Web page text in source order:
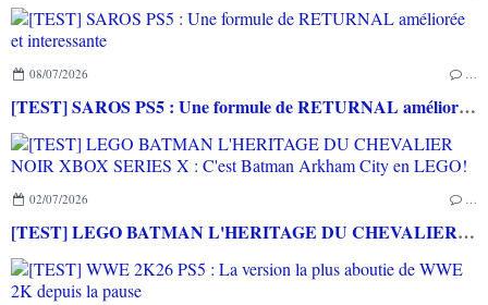
08/07/2026 …
[TEST] SAROS PS5 : Une formule de RETURNAL améliorée et interessante
02/07/2026 …
[TEST] LEGO BATMAN L'HERITAGE DU CHEVALIER NOIR XBOX SERIES X : C'est Batman Arkham City en LEGO!